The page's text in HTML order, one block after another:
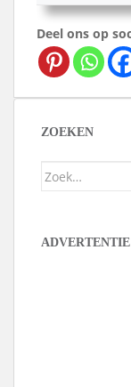
Deel ons op
ZOEKEN
Zoek
ADVERTENTIE